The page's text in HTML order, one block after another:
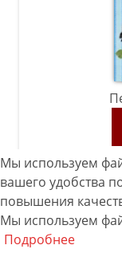
Мы используем
вашего удобства
повышения
Мы используем
Подробнее